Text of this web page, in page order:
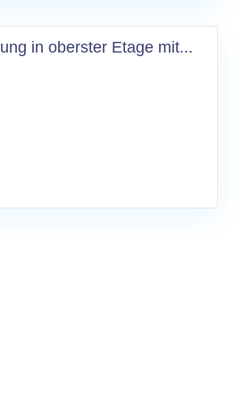
in oberster Etage mit...